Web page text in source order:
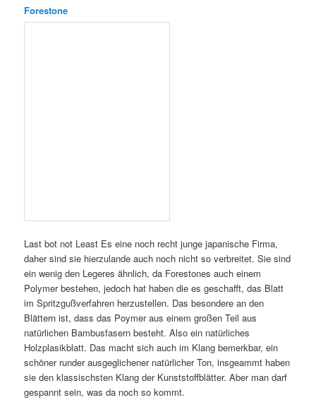
Forestone
Last bot not Least Es eine noch recht junge japanische Firma,
daher sind sie hierzulande auch noch nicht so verbreitet. Sie sind
ein wenig den Legeres ähnlich, da Forestones auch einem
Polymer bestehen, jedoch hat haben die es geschafft, das Blatt
im Spritzgußverfahren herzustellen. Das besondere an den
Blättern ist, dass das Poymer aus einem großen Teil aus
natürlichen Bambusfasern besteht. Also ein natürliches
Holzplasikblatt. Das macht sich auch im Klang bemerkbar, ein
schöner runder ausgeglichener natürlicher Ton, insgeammt haben
sie den klassischsten Klang der Kunststoffblätter. Aber man darf
gespannt sein, was da noch so kommt.